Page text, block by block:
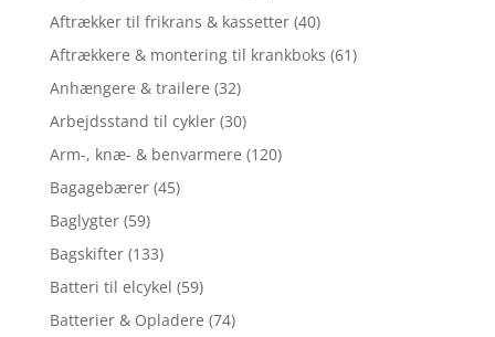
Aftrækker til frikrans & kassetter (40)
Aftrækkere & montering til krankboks (61)
Anhængere & trailere (32)
Arbejdsstand til cykler (30)
Arm-, knæ- & benvarmere (120)
Bagagebærer (45)
Baglygter (59)
Bagskifter (133)
Batteri til elcykel (59)
Batterier & Opladere (74)